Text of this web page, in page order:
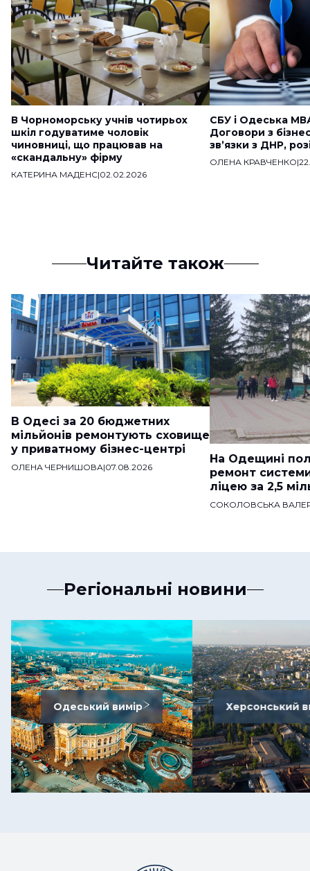
В Чорноморську учнів чотирьох
шкіл годуватиме чоловік
чиновниці, що працював на
«скандальну» фірму
КАТЕРИНА МАДЕНС|02.02.2026
СБУ і Одеська
Договори з
звʼязки з ДНР,
ОЛЕНА КРАВЧЕНКО|
Читайте також
В Одесі за 20 бюджетних
мільйонів ремонтують сховище
у приватному бізнес-центрі
ОЛЕНА ЧЕРНИШОВА|07.08.2026
На Одещині
ремонт
ліцею за 2,5
СОКОЛОВСЬКА
Регіональні новини
Одеський вимір Херсонський